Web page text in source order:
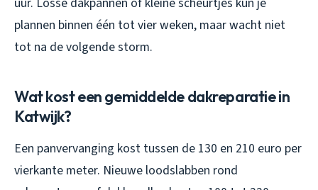
plannen binnen één tot vier weken, maar wacht niet
tot na de volgende storm.
Wat kost een gemiddelde dakreparatie in
Katwijk?
Een panvervanging kost tussen de 130 en 210 euro per
vierkante meter. Nieuwe loodslabben rond